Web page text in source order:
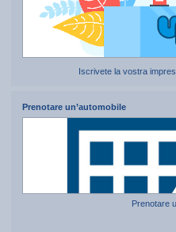
Iscrivete la vostra
Prenotare un’automobile
Prenotare